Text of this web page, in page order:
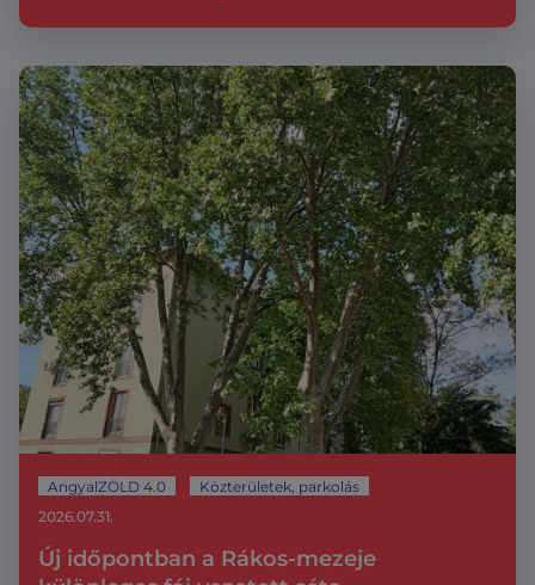
AngyalZÖLD 4.0 Közterületek, parkolás
Új időpontban a Rákos-mezeje
2026.07.31.